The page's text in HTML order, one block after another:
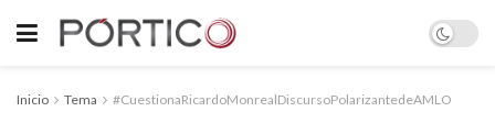
Inicio Tema #CuestionaRicardoMonrealDiscursoPolarizantedeAMLO